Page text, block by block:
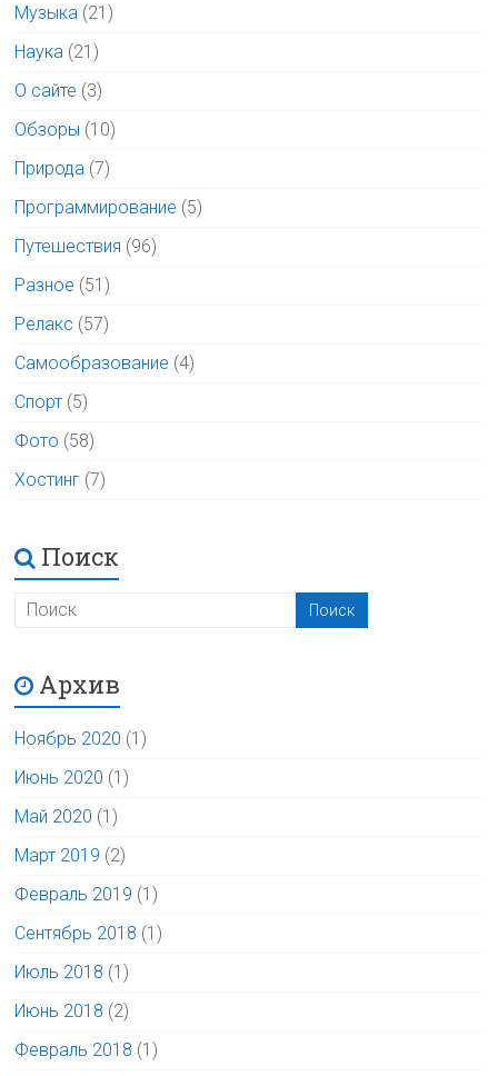
Музыка (21)
Наука (21)
О сайте (3)
Обзоры (10)
Природа (7)
Программирование (5)
Путешествия (96)
Разное (51)
Релакс (57)
Самообразование (4)
Спорт (5)
Фото (58)
Хостинг (7)
Поиск
Архив
Ноябрь 2020 (1)
Июнь 2020 (1)
Май 2020 (1)
Март 2019 (2)
Февраль 2019 (1)
Сентябрь 2018 (1)
Июль 2018 (1)
Июнь 2018 (2)
Февраль 2018 (1)